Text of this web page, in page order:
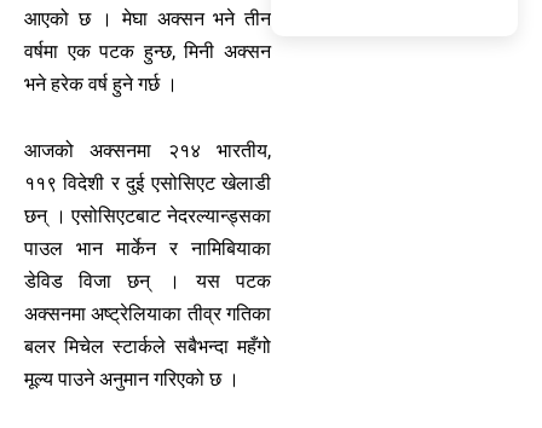
आएको छ । मेघा अक्सन भने तीन
वर्षमा एक पटक हुन्छ, मिनी अक्सन
भने हरेक वर्ष हुने गर्छ ।
आजको अक्सनमा २१४ भारतीय,
११९ विदेशी र दुई एसोसिएट खेलाडी
छन् । एसोसिएटबाट नेदरल्यान्ड्सका
पाउल भान मार्केन र नामिबियाका
डेविड विजा छन् । यस पटक
अक्सनमा अष्ट्रेलियाका तीव्र गतिका
बलर मिचेल स्टार्कले सबैभन्दा महँगो
मूल्य पाउने अनुमान गरिएको छ ।